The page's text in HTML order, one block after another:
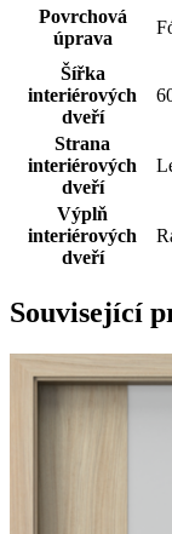
Povrchová
úprava
Šířka
interiérových
dveří
Strana
interiérových
dveří
Výplň
interiérových
dveří
Související